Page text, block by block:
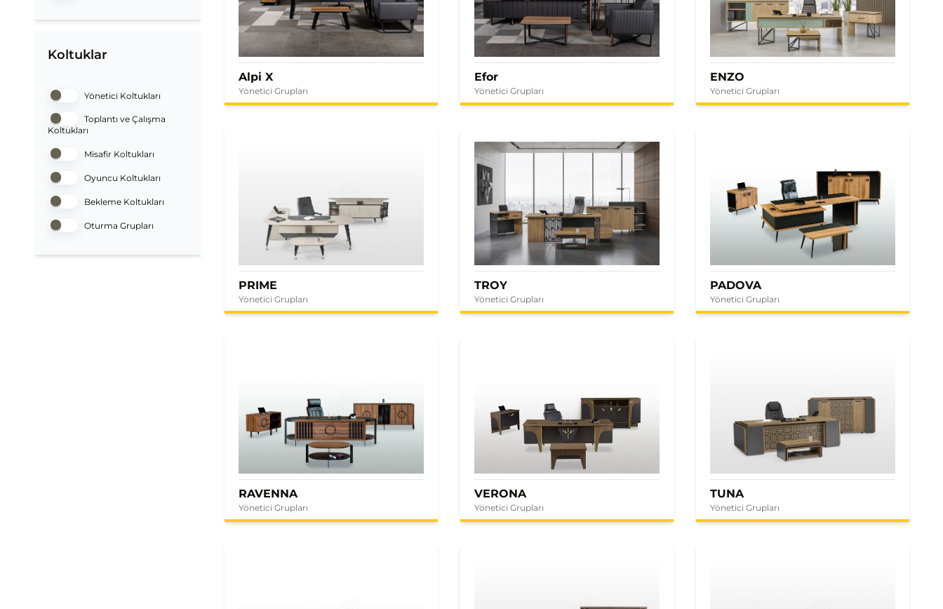
Koltuklar
Yönetici Koltukları
Toplantı ve Çalışma
Koltukları
Misafir Koltukları
Oyuncu Koltukları
Bekleme Koltukları
Oturma Grupları
Alpi X
Yönetici Grupları
Efor
Yönetici Grupları
ENZO
Yönetici Grupları
PRIME
Yönetici Grupları
TROY
Yönetici Grupları
PADOVA
Yönetici Grupları
RAVENNA
Yönetici Grupları
VERONA
Yönetici Grupları
TUNA
Yönetici Grupları